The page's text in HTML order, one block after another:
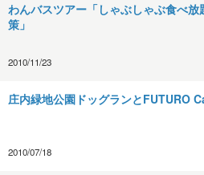
わんバスツアー「しゃぶしゃぶ食べ放
策」
2010/11/23
庄内緑地公園ドッグランとFUTURO
2010/07/18